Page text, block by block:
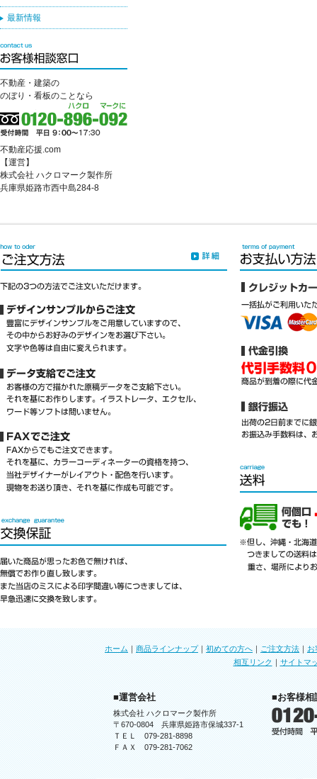
最新情報
不動産・建築の
のぼり・看板のことなら
不動産応援.com
【運営】
株式会社 ハクロマーク製作所
兵庫県姫路市西中島284-8
ホーム ｜ 商品ラインナップ｜ 初めての方へ ｜ ご注文方法 ｜ お
相互リンク ｜ サイトマ
■運営会社
株式会社 ハクロマーク製作所
〒670-0804 兵庫県姫路市保城337-1
ＴＥＬ 079-281-8898
ＦＡＸ 079-281-7062
■お客様相